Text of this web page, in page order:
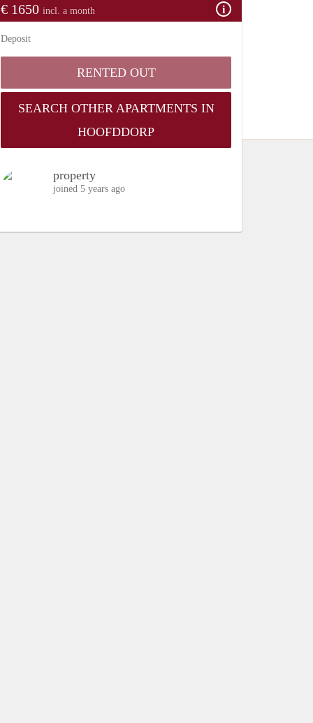
€ 1650 incl. a month
Deposit
RENTED OUT
SEARCH OTHER APARTMENTS IN
HOOFDDORP
property
joined 5 years ago